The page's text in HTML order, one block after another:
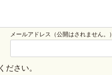
メールアドレス（公開はされません。）
ださい。